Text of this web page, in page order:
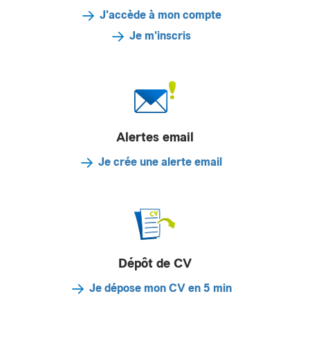
J'accède à mon compte
Je m'inscris
Alertes email
Je crée une alerte email
Dépôt de CV
Je dépose mon CV en 5 min